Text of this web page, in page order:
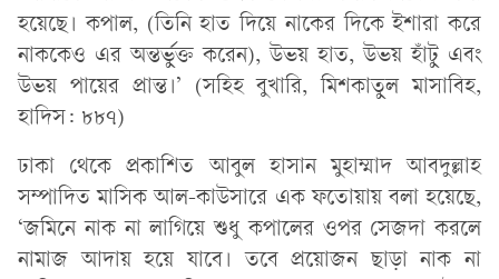
হয়েছে। কপাল, (তিনি হাত দিয়ে নাকের দিকে ইশারা করে
নাককেও এর অন্তর্ভুক্ত করেন), উভয় হাত, উভয় হাঁটু এবং
উভয় পায়ের প্রান্ত।’ (সহিহ বুখারি, মিশকাতুল মাসাবিহ,
হাদিস: ৮৮৭)
ঢাকা থেকে প্রকাশিত আবুল হাসান মুহাম্মাদ আবদুল্লাহ
সম্পাদিত মাসিক আল-কাউসারে এক ফতোয়ায় বলা হয়েছে,
‘জমিনে নাক না লাগিয়ে শুধু কপালের ওপর সেজদা করলে
নামাজ আদায় হয়ে যাবে। তবে প্রয়োজন ছাড়া নাক না